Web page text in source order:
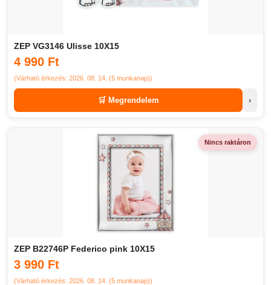
ZEP VG3146 Ulisse 10X15
4 990 Ft
(Várható érkezés: 2026. 08. 14. (5 munkanap))
🛒 Megrendelem ›
Nincs raktáron
ZEP B22746P Federico pink 10X15
3 990 Ft
(Várható érkezés: 2026. 08. 14. (5 munkanap))